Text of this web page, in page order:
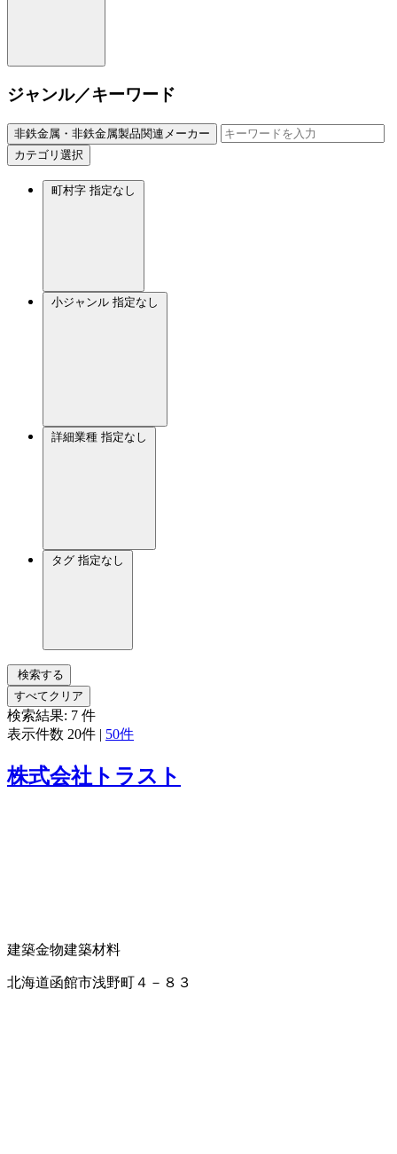
ジャンル／キーワード
非鉄金属・非鉄金属製品関連メーカー
カテゴリ選択
町村字 指定なし
小ジャンル 指定なし
詳細業種 指定なし
タグ 指定なし
検索する
すべてクリア
検索結果: 7 件
表示件数 20件 | 50件
株式会社トラスト
建築金物建築材料
北海道函館市浅野町４－８３